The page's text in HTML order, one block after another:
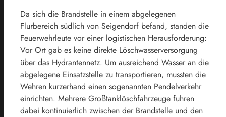
Da sich die Brandstelle in einem abgelegenen
Flurbereich südlich von Seigendorf befand, standen die
Feuerwehrleute vor einer logistischen Herausforderung:
Vor Ort gab es keine direkte Löschwasserversorgung
über das Hydrantennetz. Um ausreichend Wasser an die
abgelegene Einsatzstelle zu transportieren, mussten die
Wehren kurzerhand einen sogenannten Pendelverkehr
einrichten. Mehrere Großtanklöschfahrzeuge fuhren
dabei kontinuierlich zwischen der Brandstelle und den